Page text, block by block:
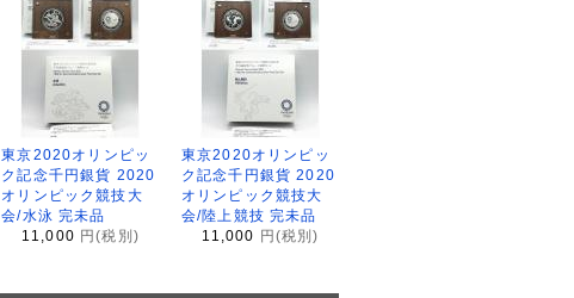
東京2020オリンピッ
ク記念千円銀貨 2020
オリンピック競技大
会/水泳 完未品
11,000 円(税別)
東京2020オリンピッ
ク記念千円銀貨 2020
オリンピック競技大
会/陸上競技 完未品
11,000
円(税別)